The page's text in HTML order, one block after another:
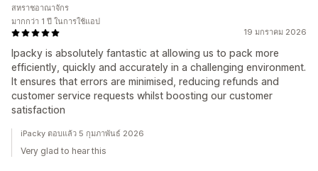
19 มกราคม 2026
Ipacky is absolutely fantastic at allowing us to pack more
efficiently, quickly and accurately in a challenging environment.
It ensures that errors are minimised, reducing refunds and
customer service requests whilst boosting our customer
satisfaction
สหราชอาณาจักร
มากกว่า 1 ปี ในการใช้แอป
iPacky ตอบแล้ว 5 กุมภาพันธ์ 2026
Very glad to hear this